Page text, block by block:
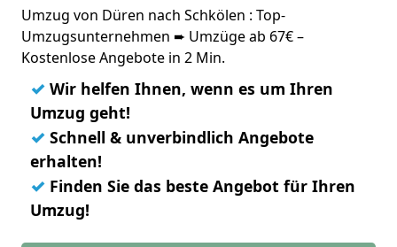
Umzug von Düren nach Schkölen : Top-
Umzugsunternehmen ➨ Umzüge ab 67€ –
Kostenlose Angebote in 2 Min.
✓ Wir helfen Ihnen, wenn es um Ihren
Umzug geht!
✓ Schnell & unverbindlich Angebote
erhalten!
✓ Finden Sie das beste Angebot für Ihren
Umzug!